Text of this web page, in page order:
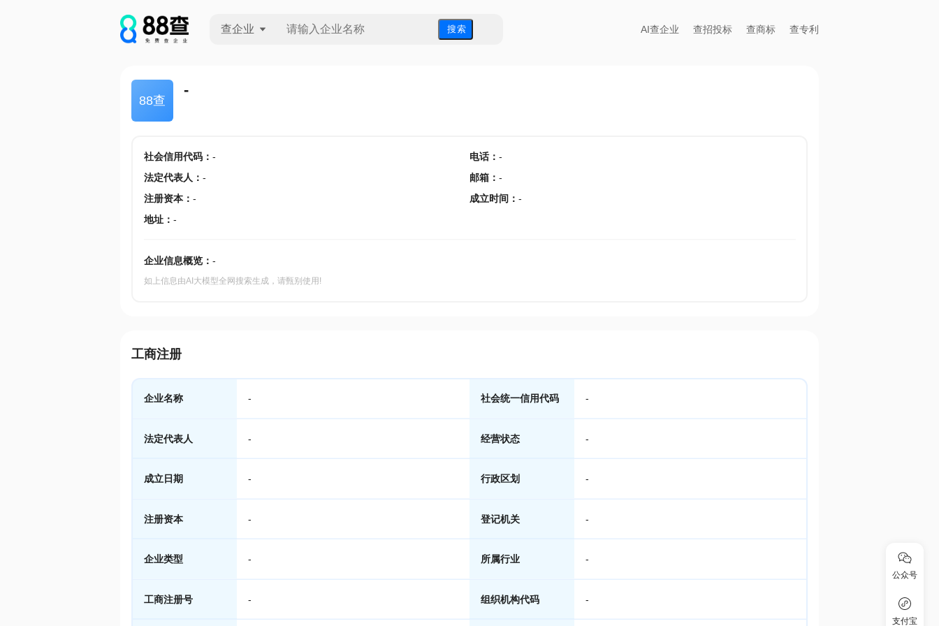
查企业 搜 索 AI查企业 查招投标 查商标 查专利
88查
-
社会信用代码： - 电话： -
法定代表人 ： - 邮箱 ： -
注册资本： - 成立时间 ： -
地址： -
企业信息概览： -
如上信息由AI大模型全网搜索生成，请甄别使用!
工商注册
企业名称 - 社会统一信用代码 -
法定代表人 - 经营状态 -
成立日期 - 行政区划 -
注册资本 - 登记机关 -
企业类型 - 所属行业 -
工商注册号 - 组织机构代码 -
公众号
支付宝